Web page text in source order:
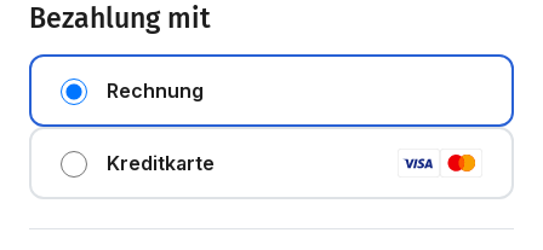
Bezahlung mit
Rechnung
Kreditkarte